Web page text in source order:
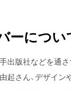
ーについ
出版社などを通
起さん、デザイン